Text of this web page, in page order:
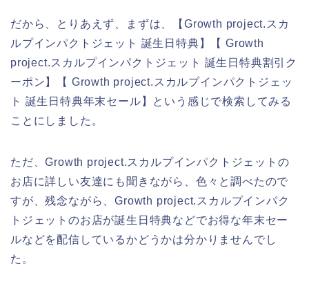
だから、とりあえず、まずは、【Growth project.スカ
ルプインパクトジェット 誕生日特典】【 Growth
project.スカルプインパクトジェット 誕生日特典割引ク
ーポン】【 Growth project.スカルプインパクトジェッ
ト 誕生日特典年末セール】という感じで検索してみる
ことにしました。
ただ、Growth project.スカルプインパクトジェットの
お店に詳しい友達にも聞きながら、色々と調べたので
すが、残念ながら、Growth project.スカルプインパク
トジェットのお店が誕生日特典などでお得な年末セー
ルなどを配信しているかどうかは分かりませんでし
た。